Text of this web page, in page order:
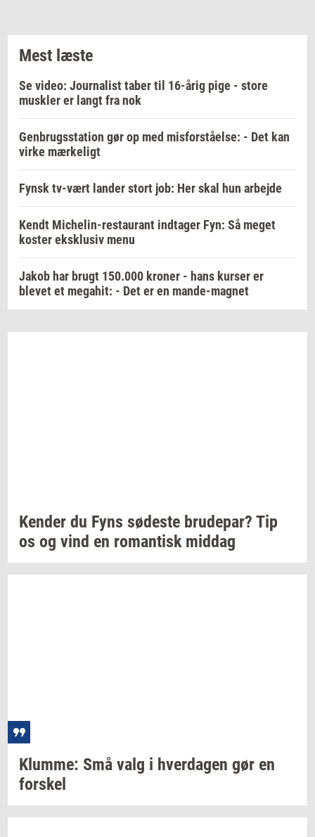
Mest læste
Se video: Journalist taber til 16-årig pige - store
muskler er langt fra nok
Genbrugsstation gør op med misforståelse: - Det kan
virke mærkeligt
Fynsk tv-vært lander stort job: Her skal hun arbejde
Kendt Michelin-restaurant indtager Fyn: Så meget
koster eksklusiv menu
Jakob har brugt 150.000 kroner - hans kurser er
blevet et megahit: - Det er en mande-magnet
Ken­der du Fyns sø­de­ste bru­de­par? Tip
os og vind en ro­man­tisk mid­dag
Klum­me: Små valg i hver­da­gen gør en
for­skel